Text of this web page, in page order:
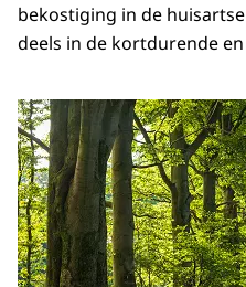
bekostiging in de
deels in de kortdurende